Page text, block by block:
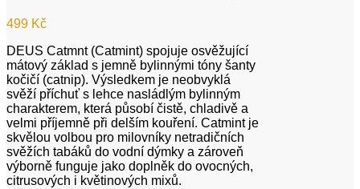
499 Kč
DEUS Catmnt (Catmint) spojuje osvěžující
mátový základ s jemně bylinnými tóny šanty
kočičí (catnip). Výsledkem je neobvyklá
svěží příchuť s lehce nasládlým bylinným
charakterem, která působí čistě, chladivě a
velmi příjemně při delším kouření. Catmint je
skvělou volbou pro milovníky netradičních
svěžích tabáků do vodní dýmky a zároveň
výborně funguje jako doplněk do ovocných,
citrusových i květinových mixů.